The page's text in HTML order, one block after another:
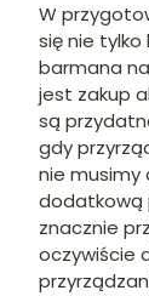
W
się nie tylko
barmana
jest zakup
są
gdy
nie musimy
dodatkową
znacznie
oczywiście